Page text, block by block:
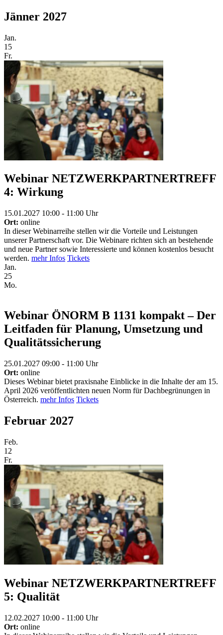
Jänner 2027
Jan.
15
Fr.
Webinar NETZWERKPARTNERTREFF
4: Wirkung
15.01.2027 10:00 - 11:00 Uhr
Ort: online
In dieser Webinarreihe stellen wir die Vorteile und Leistungen
unserer Partnerschaft vor. Die Webinare richten sich an bestehende
und neue Partner sowie Interessierte und können kostenlos besucht
werden. mehr Infos Tickets
Jan.
25
Mo.
Webinar ÖNORM B 1131 kompakt – Der
Leitfaden für Planung, Umsetzung und
Qualitätssicherung
25.01.2027 09:00 - 11:00 Uhr
Ort: online
Dieses Webinar bietet praxisnahe Einblicke in die Inhalte der am 15.
April 2026 veröffentlichten neuen Norm für Dachbegrünungen in
Österreich. mehr Infos Tickets
Februar 2027
Feb.
12
Fr.
Webinar NETZWERKPARTNERTREFF
5: Qualität
12.02.2027 10:00 - 11:00 Uhr
Ort: online